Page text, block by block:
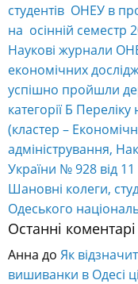
студентів ОНЕУ в
на осінній семестр
Наукові журнали
економічних
успішно пройшли
категорії Б
(кластер –
адміністрування,
України № 928 від
Шановні колеги,
Одеського
Останні коментарі
Анна до Як
вишиванки в Одесі